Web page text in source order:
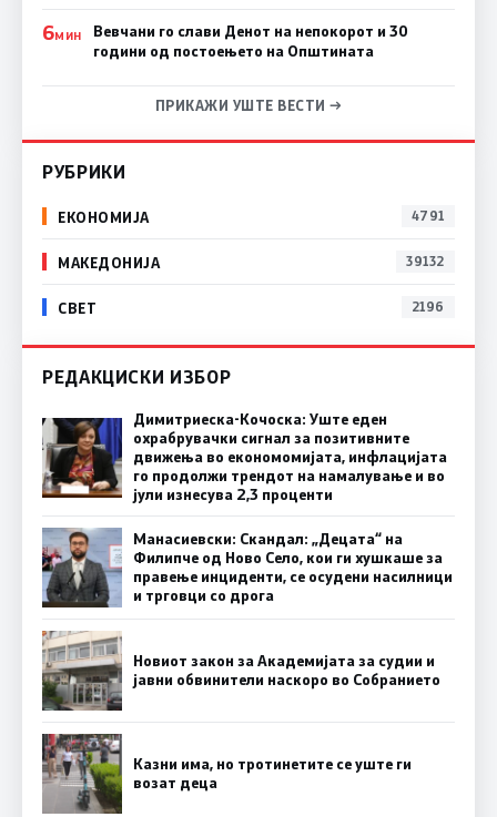
6МИН
Вевчани го слави Денот на непокорот и 30
години од постоењето на Општината
ПРИКАЖИ УШТЕ ВЕСТИ →
РУБРИКИ
ЕКОНОМИЈА 4791
МАКЕДОНИЈА 39132
СВЕТ 2196
РЕДАКЦИСКИ ИЗБОР
Димитриеска-Кочоска: Уште еден
охрабрувачки сигнал за позитивните
движења во економомијата, инфлацијата
го продолжи трендот на намалување и во
јули изнесува 2,3 проценти
Манасиевски: Скандал: „Децата“ на
Филипче од Ново Село, кои ги хушкаше за
правење инциденти, се осудени насилници
и трговци со дрога
Новиот закон за Академијата за судии и
јавни обвинители наскоро во Собранието
Казни има, но тротинетите се уште ги
возат деца